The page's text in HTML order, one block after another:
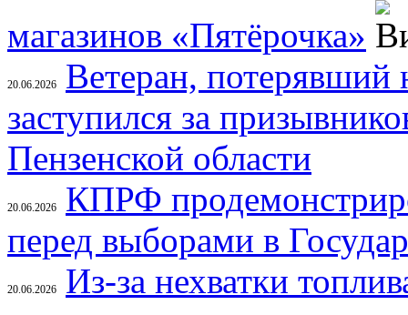
магазинов «Пятёрочка»
20.06.2026
Ветеран, потерявший
заступился за
Пензенской области
20.06.2026
КПРФ
перед выборами в
20.06.2026
Из-за нехватки